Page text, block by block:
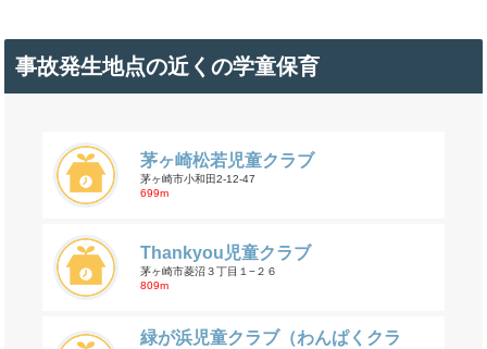
事故発生地点の近くの学童保育
茅ヶ崎松若児童クラブ
茅ヶ崎市小和田2‐12‐47
699m
Thankyou児童クラブ
茅ヶ崎市菱沼３丁目１−２６
809m
緑が浜児童クラブ（わんぱくクラ